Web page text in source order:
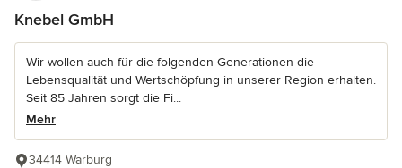
Knebel GmbH
Wir wollen auch für die folgenden Generationen die
Lebensqualität und Wertschöpfung in unserer Region erhalten.
Seit 85 Jahren sorgt die Fi...
Mehr
34414 Warburg